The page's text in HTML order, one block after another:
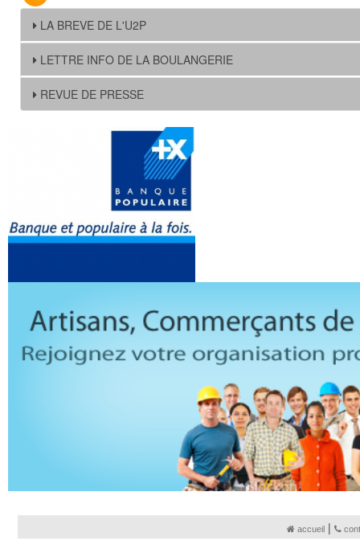
LA BREVE DE L'U2P
LETTRE INFO DE LA BOULANGERIE
REVUE DE PRESSE
accueil|